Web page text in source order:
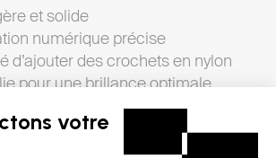
et solide
numérique précise
d’ajouter des crochets en nylon
pour une brillance optimale